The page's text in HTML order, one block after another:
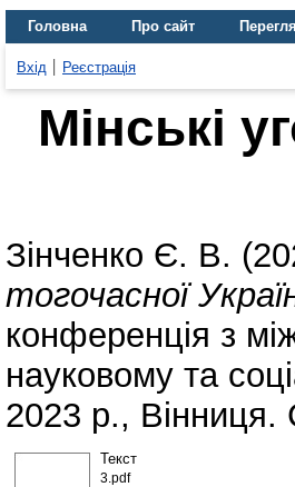
Головна Про сайт
Вхід Реєстрація
Мінські
Зінченко Є. В.
тогочасної
конференція з
науковому та
2023 р., Вінниця.
Текст
3.pdf